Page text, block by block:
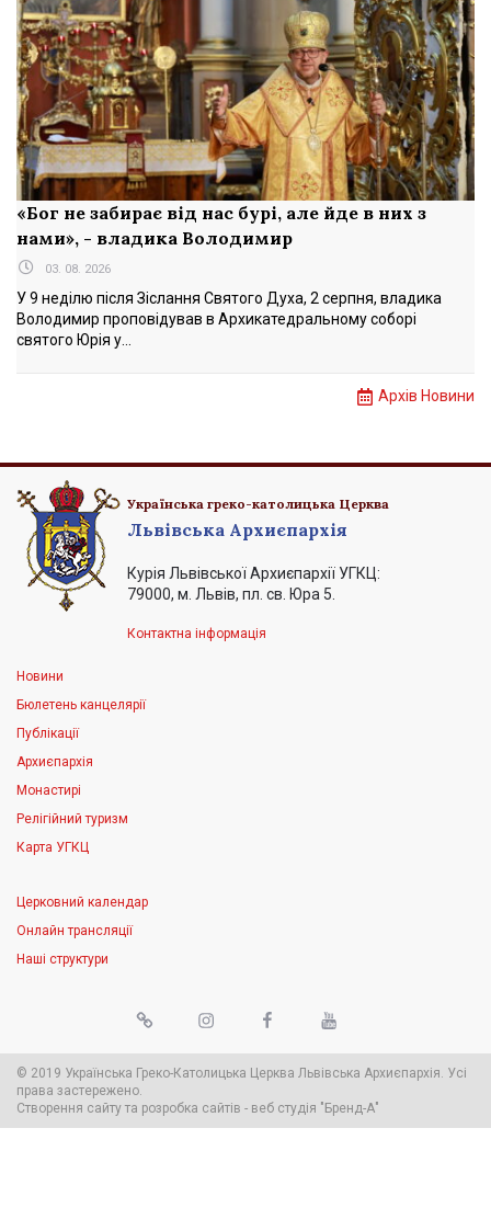
«Бог не забирає від нас бурі, але йде в них з
нами», - владика Володимир
03. 08. 2026
У 9 неділю після Зіслання Святого Духа, 2 серпня, владика
Володимир проповідував в Архикатедральному соборі
святого Юрія у...
Архів Новини
Українська греко-католицька Церква
Львівська Архиєпархія
Курія Львівської Архиєпархії УГКЦ:
79000, м. Львів, пл. св. Юра 5.
Контактна інформація
Новини
Бюлетень канцелярії
Публікації
Архиєпархія
Монастирі
Релігійний туризм
Карта УГКЦ
Церковний календар
Онлайн трансляції
Наші структури
© 2019 Українська Греко-Католицька Церква Львівська Архиєпархія. Усі
права застережено.
Створення сайту та розробка сайтів - веб студія "Бренд-А"